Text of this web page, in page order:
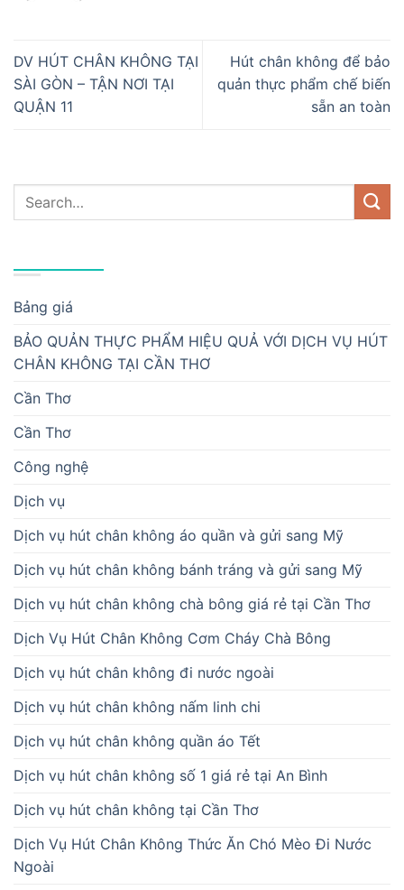
DV HÚT CHÂN KHÔNG TẠI
SÀI GÒN – TẬN NƠI TẠI
QUẬN 11
Hút chân không để bảo
quản thực phẩm chế biến
sẵn an toàn
Bảng giá
BẢO QUẢN THỰC PHẨM HIỆU QUẢ VỚI DỊCH VỤ HÚT
CHÂN KHÔNG TẠI CẦN THƠ
Cần Thơ
Cần Thơ
Công nghệ
Dịch vụ
Dịch vụ hút chân không áo quần và gửi sang Mỹ
Dịch vụ hút chân không bánh tráng và gửi sang Mỹ
Dịch vụ hút chân không chà bông giá rẻ tại Cần Thơ
Dịch Vụ Hút Chân Không Cơm Cháy Chà Bông
Dịch vụ hút chân không đi nước ngoài
Dịch vụ hút chân không nấm linh chi
Dịch vụ hút chân không quần áo Tết
Dịch vụ hút chân không số 1 giá rẻ tại An Bình
Dịch vụ hút chân không tại Cần Thơ
Dịch Vụ Hút Chân Không Thức Ăn Chó Mèo Đi Nước
Ngoài